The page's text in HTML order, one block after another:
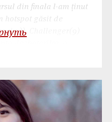
din finala l-am ținut
hotspot găsit de
)). Challenger(9)
cu o viziune clară și
Sunt mulțumitor
în cadrul programului
până la final,